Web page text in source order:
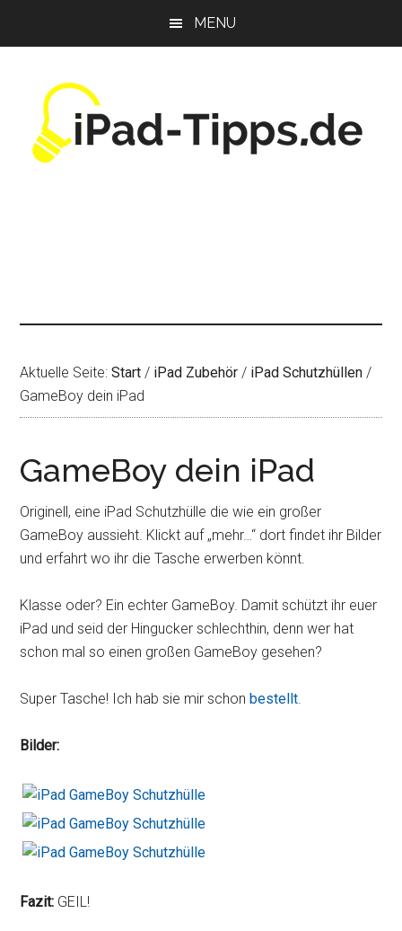
MENU
Aktuelle Seite:Start / iPad Zubehör / iPad Schutzhüllen /
GameBoy dein iPad
GameBoy dein iPad
Originell, eine iPad Schutzhülle die wie ein großer
GameBoy aussieht. Klickt auf „mehr…“ dort findet ihr Bilder
und erfahrt wo ihr die Tasche erwerben könnt.
Klasse oder? Ein echter GameBoy. Damit schützt ihr euer
iPad und seid der Hingucker schlechthin, denn wer hat
schon mal so einen großen GameBoy gesehen?
Super Tasche! Ich hab sie mir schonbestellt.
Bilder:
Fazit: GEIL!